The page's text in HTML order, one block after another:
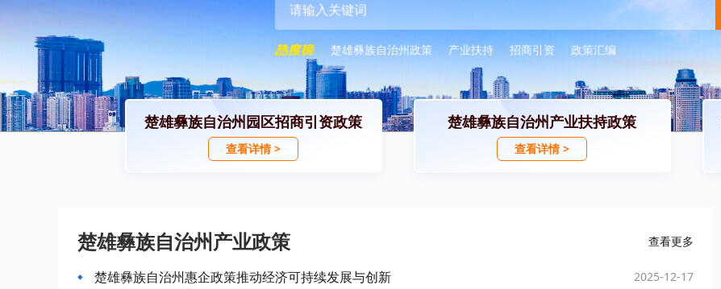
楚雄彝族自治州政策 产业扶持 招商引资 政策汇编
楚雄彝族自治州园区招商引资政策
查看详情 >
楚雄彝族自治州产业扶持政策
查看详情 >
楚雄彝族自治州产业政策 查看更多
楚雄彝族自治州惠企政策推动经济可持续发展与创新 2025-12-17